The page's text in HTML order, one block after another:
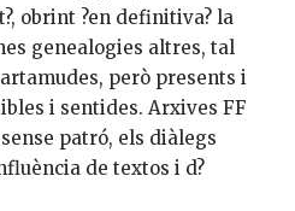
obrint ?en definitiva? la
genealogies altres, tal
però presents i
i sentides. Arxives FF
patró, els diàlegs
de textos i d?